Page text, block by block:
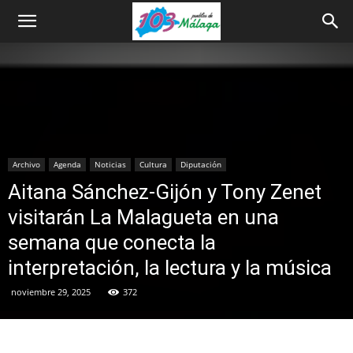
Archivo Agenda Noticias Cultura Diputación
Aitana Sánchez-Gijón y Tony Zenet
visitarán La Malagueta en una
semana que conecta la
interpretación, la lectura y la música
noviembre 29, 2025 372